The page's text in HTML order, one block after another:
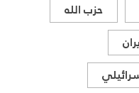
حزب الله